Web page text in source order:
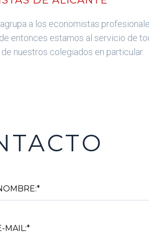
a los economistas
entonces estamos al servicio de
nuestros colegiados en particular.